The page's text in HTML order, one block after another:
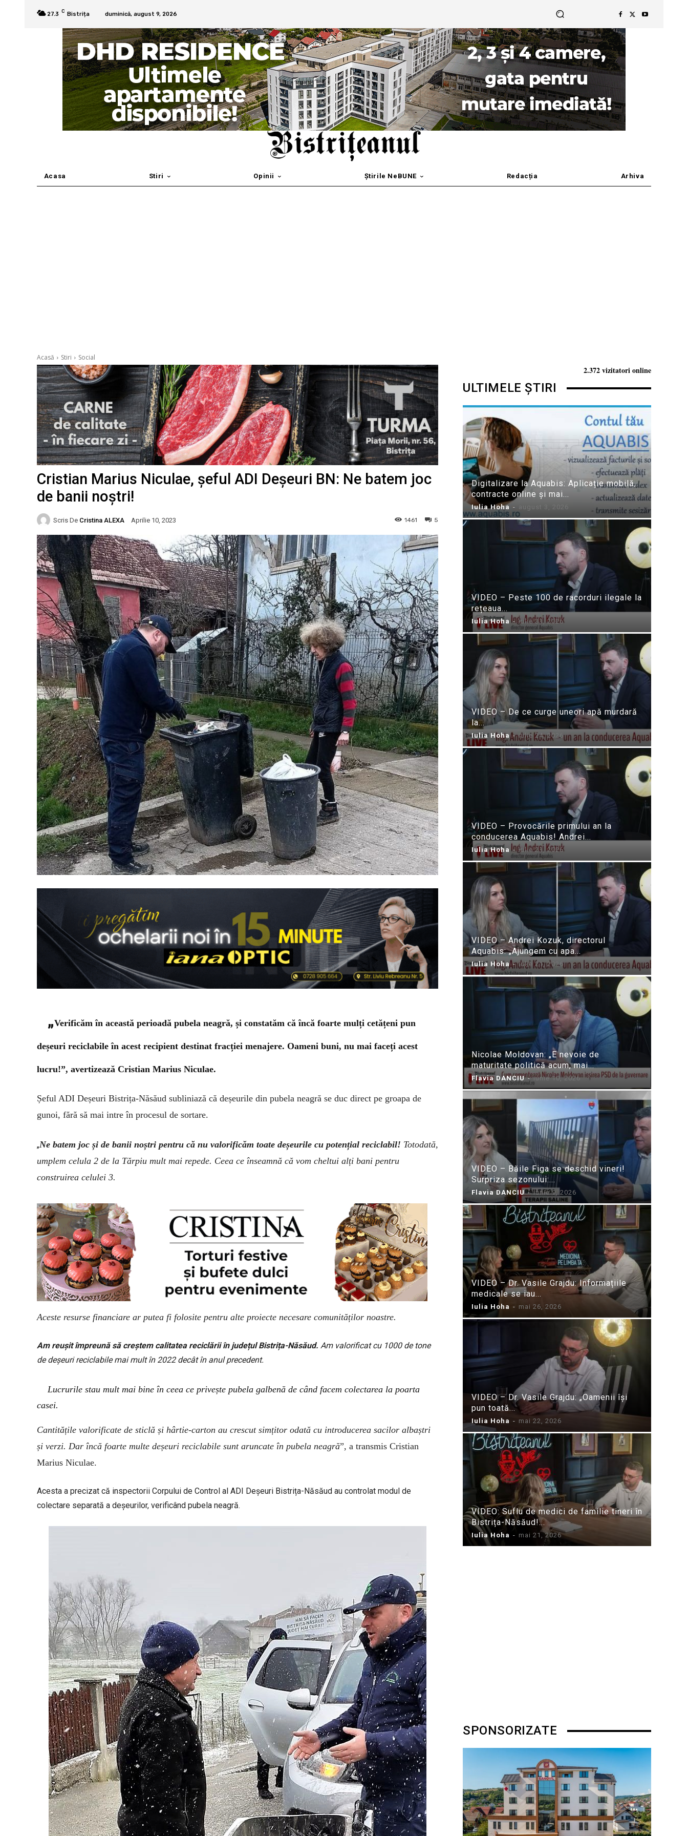
27.3 C Bistrița duminică, august 9, 2026
Acasa Stiri Opinii Știrile NeBUNE Redacția Arhiva
Acasă Stiri Social
Cristian Marius Niculae, șeful ADI Deșeuri BN: Ne batem joc
de banii noștri!
Scris De Cristina ALEXA Aprilie 10, 2023 5
1461
„Verificăm în această perioadă pubela neagră, și constatăm că încă foarte mulți cetățeni pun
deșeuri reciclabile în acest recipient destinat fracției menajere. Oameni buni, nu mai faceți acest
lucru!”, avertizează Cristian Marius Niculae.
Șeful ADI Deșeuri Bistrița-Năsăud subliniază că deșeurile din pubela neagră se duc direct pe groapa de
gunoi, fără să mai intre în procesul de sortare.
„Ne batem joc și de banii noștri pentru că nu valorificăm toate deșeurile cu potențial reciclabil! Totodată,
umplem celula 2 de la Tărpiu mult mai repede. Ceea ce înseamnă că vom cheltui alți bani pentru
construirea celulei 3.
Aceste resurse financiare ar putea fi folosite pentru alte proiecte necesare comunităților noastre.
Am reușit împreună să creștem calitatea reciclării în județul Bistrița-Năsăud. Am valorificat cu 1000 de tone
de deșeuri reciclabile mai mult în 2022 decât în anul precedent.
Lucrurile stau mult mai bine în ceea ce privește pubela galbenă de când facem colectarea la poarta
casei.
Cantitățile valorificate de sticlă și hârtie-carton au crescut simțitor odată cu introducerea sacilor albaștri
și verzi. Dar încă foarte multe deșeuri reciclabile sunt aruncate în pubela neagră”, a transmis Cristian
Marius Niculae.
Acesta a precizat că inspectorii Corpului de Control al ADI Deșeuri Bistrița-Năsăud au controlat modul de
colectare separată a deșeurilor, verificând pubela neagră.
2.372 vizitatori online
ULTIMELE ȘTIRI
Digitalizare la Aquabis: Aplicație mobilă,
contracte online și mai...
Iulia Hoha - august 3, 2026
VIDEO – Peste 100 de racorduri ilegale la
rețeaua...
Iulia Hoha - iulie 31, 2026
VIDEO – De ce curge uneori apă murdară
la...
Iulia Hoha - iulie 24, 2026
VIDEO – Provocările primului an la
conducerea Aquabis! Andrei...
Iulia Hoha - iulie 21, 2026
VIDEO – Andrei Kozuk, directorul
Aquabis: „Ajungem cu apa...
Iulia Hoha - iulie 21, 2026
Nicolae Moldovan: „E nevoie de
maturitate politică acum, mai...
Flavia DANCIU - iunie 10, 2026
VIDEO – Băile Figa se deschid vineri!
Surpriza sezonului:...
Flavia DANCIU - iunie 9, 2026
VIDEO – Dr. Vasile Grajdu: Informațiile
medicale se iau...
Iulia Hoha - mai 26, 2026
VIDEO – Dr. Vasile Grajdu: „Oamenii își
pun toată...
Iulia Hoha - mai 22, 2026
VIDEO: Suflu de medici de familie tineri în
Bistrița-Năsăud!...
Iulia Hoha - mai 21, 2026
SPONSORIZATE